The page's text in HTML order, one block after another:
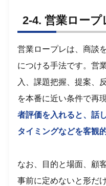
2-4. 営業ロープ
営業ロープレは、商談
につける手法です。営
入、課題把握、提案、
を本番に近い条件で再
者評価を入れると、話
タイミングなどを客観
なお、目的と場面、顧
事前に定めないと形だ